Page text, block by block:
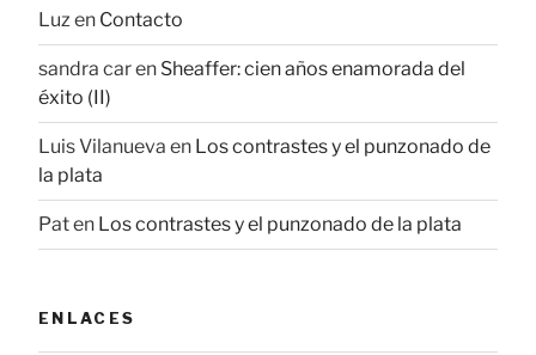
Luz en Contacto
sandra caren Sheaffer: cien años enamorada del
éxito (II)
Luis Vilanueva en Los contrastes y el punzonado de
la plata
Paten Los contrastes y el punzonado de la plata
ENLACES